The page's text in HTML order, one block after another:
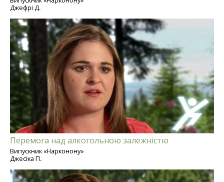
Джефрі Д.
Перемога над алкогольною залежністю
Випускник «Нарконону»
Джесіка П.